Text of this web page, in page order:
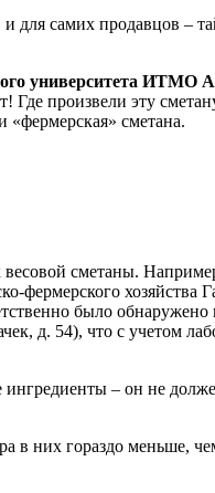
для самих продавцов –
университета ИТМО
Где произвели эту
«фермерская» сметана.
сметаны.
фермерского хозяйства
было
д. 54), что с учетом
ингредиенты – он не
в них гораздо меньше,